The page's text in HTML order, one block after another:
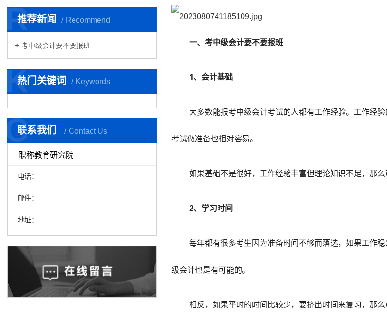
推荐新闻 Recommend
R
考中级会计要不要报班
热门关键词 Keywords
K
联系我们 Contact Us
C
职称教育研究院
电话：
邮件：
地址：
一、考中级会计要不要报班
1、会计基础
大多数能报考中级会计考试的人都有工作经验。工作经
考试做准备也相对容易。
如果基础不是很好，工作经验丰富但理论知识不足，那么
2、学习时间
每年都有很多考生因为准备时间不够而落选，如果工作
级会计也是有可能的。
相反，如果平时的时间比较少，要挤出时间来复习，那